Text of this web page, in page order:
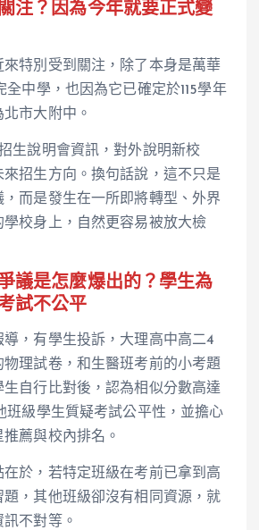
注？因為今年就要正式變
來特別受到關注，除了本身是萬華
全中學，也因為它已確定於115學年
市大附中。
生說明會資訊，對外說明新校
招生方向。換句話說，這不只是
而是發生在一所即將轉型、外界
校身上，自然更容易被放大檢
議是怎麼爆出的？學生為
試不公平
，有學生投訴，大理高中高二4
理試卷，和生醫班考前的小考題
自行比對後，認為相似分數高達
班級學生質疑考試公平性，並擔心
薦與校內排名。
於，若特定班級在考前已拿到高
題，其他班級卻沒有相同資源，就
不對等。